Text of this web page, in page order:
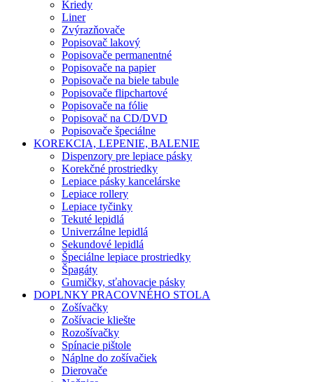
Kriedy
Liner
Zvýrazňovače
Popisovač lakový
Popisovače permanentné
Popisovače na papier
Popisovače na biele tabule
Popisovače flipchartové
Popisovače na fólie
Popisovač na CD/DVD
Popisovače špeciálne
KOREKCIA, LEPENIE, BALENIE
Dispenzory pre lepiace pásky
Korekčné prostriedky
Lepiace pásky kancelárske
Lepiace rollery
Lepiace tyčinky
Tekuté lepidlá
Univerzálne lepidlá
Sekundové lepidlá
Špeciálne lepiace prostriedky
Špagáty
Gumičky, sťahovacie pásky
DOPLNKY PRACOVNÉHO STOLA
Zošívačky
Zošívacie kliešte
Rozošívačky
Spínacie pištole
Náplne do zošívačiek
Dierovače